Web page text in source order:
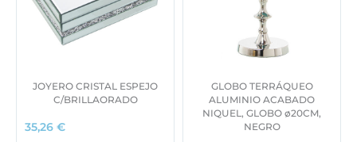
JOYERO CRISTAL ESPEJO
C/BRILLAORADO
35,26 €
GLOBO TERRÁQUEO
ALUMINIO ACABADO
NIQUEL, GLOBO ø20CM,
NEGRO